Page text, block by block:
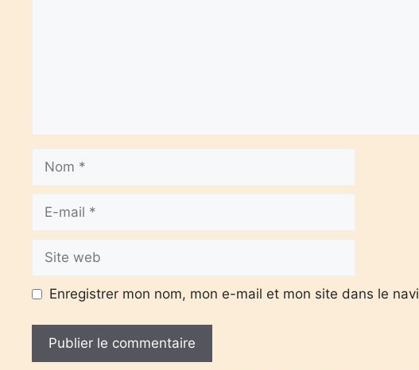
Nom
Site
web
Enregistrer mon nom, mon e-mail et mon site dans le